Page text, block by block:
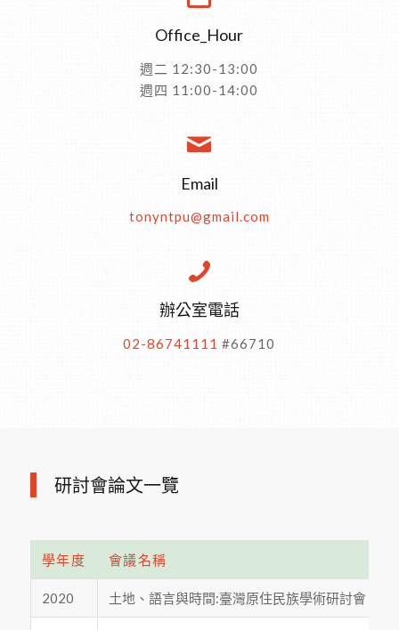
Office_Hour
週二 12:30-13:00
週四 11:00-14:00
Email
tonyntpu@gmail.com
辦公室電話
02-86741111 #66710
研討會論文一覽
學年度 會議名稱
2020 土地、語言與時間:臺灣原住民族學術研討會